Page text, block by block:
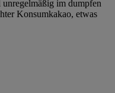
im dumpfen
Konsumkakao, etwas